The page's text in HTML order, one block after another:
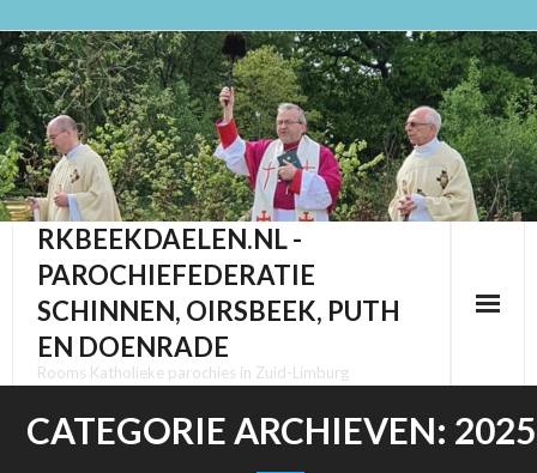
Ga
naar
de
inhoud
RKBEEKDAELEN.NL -
PAROCHIEFEDERATIE
SCHINNEN, OIRSBEEK, PUTH
EN DOENRADE
Rooms Katholieke parochies in Zuid-Limburg
CATEGORIE ARCHIEVEN: 2025